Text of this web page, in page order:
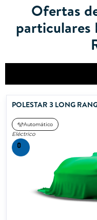
Ofertas
particulares
POLESTAR 3 LONG
Automático
Eléctrico